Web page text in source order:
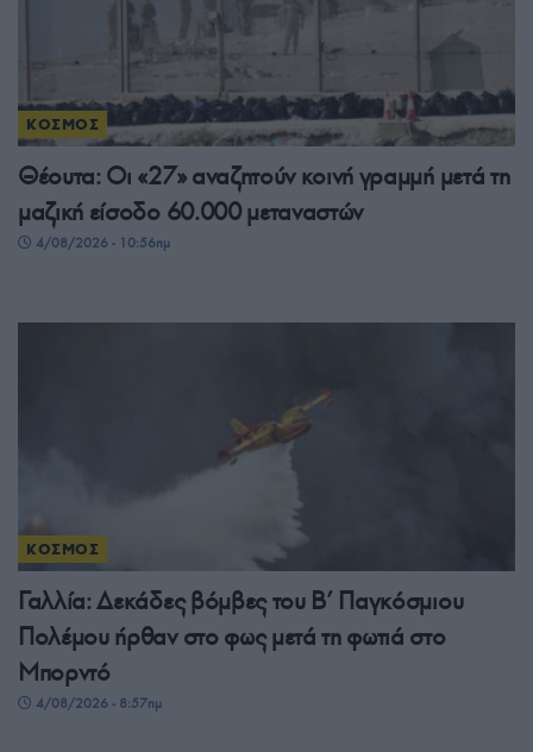
ΚΟΣΜΟΣ
Θέουτα: Οι «27» αναζητούν κοινή γραμμή μετά τη
μαζική είσοδο 60.000 μεταναστών
4/08/2026 - 10:56πμ
ΚΟΣΜΟΣ
Γαλλία: Δεκάδες βόμβες του Β’ Παγκόσμιου
Πολέμου ήρθαν στο φως μετά τη φωτιά στο
Μπορντό
4/08/2026 - 8:57πμ